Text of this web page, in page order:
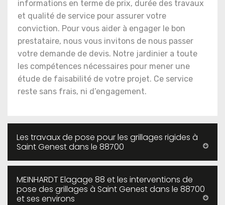
informations en terme de prix, durée des travaux
et qualité de service pour assurer votre
conviction. Pour vous aider à engager le bon
prestataire, nous vous invitons de nous passer
votre demande de devis. Notre jardinier a toute
les compétences nécessaires pour mener une
étude de faisabilité de votre projet. Ce service
reste sans frais, ni d’engagement.
Les travaux de pose pour les grillages rigides à
Saint Genest dans le 88700
MEINHARDT Elagage 88 et les interventions de
pose des grillages à Saint Genest dans le 88700
et ses environs